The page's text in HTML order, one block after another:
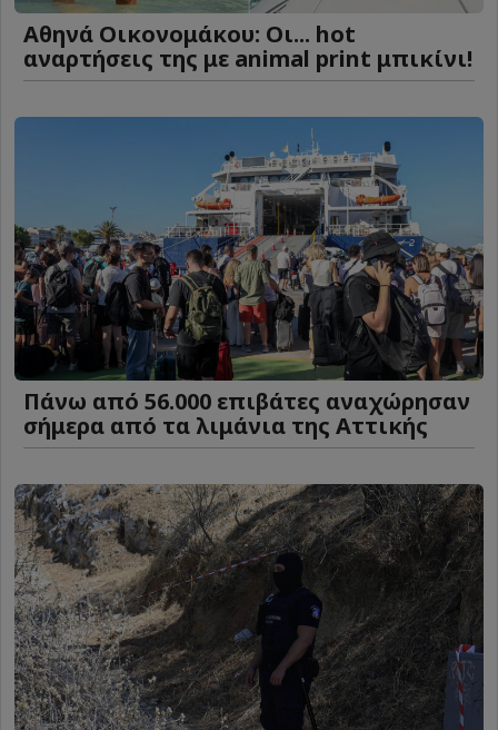
Αθηνά Οικονομάκου: Οι... hot
αναρτήσεις της με animal print μπικίνι!
Πάνω από 56.000 επιβάτες αναχώρησαν
σήμερα από τα λιμάνια της Αττικής